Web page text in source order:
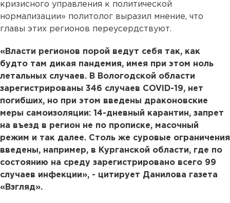
кризисного управления к политической
нормализации» политолог выразил мнение, что
главы этих регионов переусердствуют.
«Власти регионов порой ведут себя так, как
будто там дикая пандемия, имея при этом ноль
летальных случаев. В Вологодской области
зарегистрированы 346 случаев COVID-19, нет
погибших, но при этом введены драконовские
меры самоизоляции: 14-дневный карантин, запрет
на въезд в регион не по прописке, масочный
режим и так далее. Столь же суровые ограничения
введены, например, в Курганской области, где по
состоянию на среду зарегистрировано всего 99
случаев инфекции», - цитирует Данилова газета
«Взгляд».